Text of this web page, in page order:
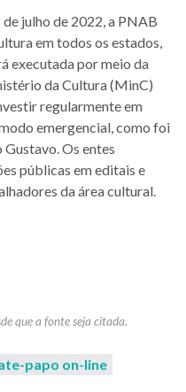
julho de 2022, a PNAB
em todos os estados,
executada por meio da
da Cultura (MinC)
regularmente em
emergencial, como foi
Gustavo. Os entes
públicas em editais e
da área cultural.
papo on-line